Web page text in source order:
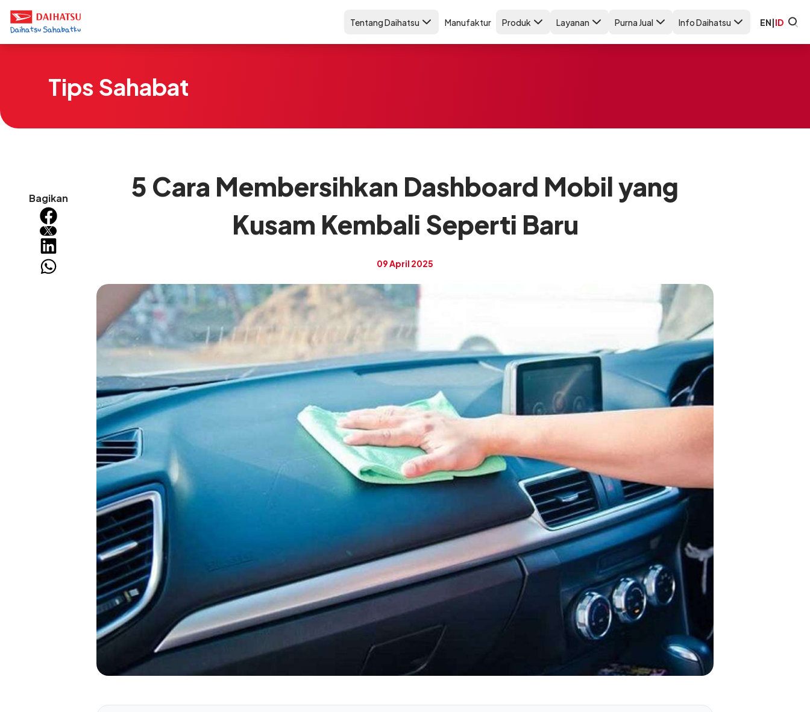
Tentang Daihatsu Manufaktur Produk Layanan Purna Jual Info Daihatsu EN|ID
Tips Sahabat
Bagikan
5 Cara Membersihkan Dashboard Mobil yang
Kusam Kembali Seperti Baru
09 April 2025